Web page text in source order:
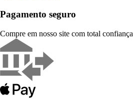
Pagamento seguro
Compre em nosso site com total confiança